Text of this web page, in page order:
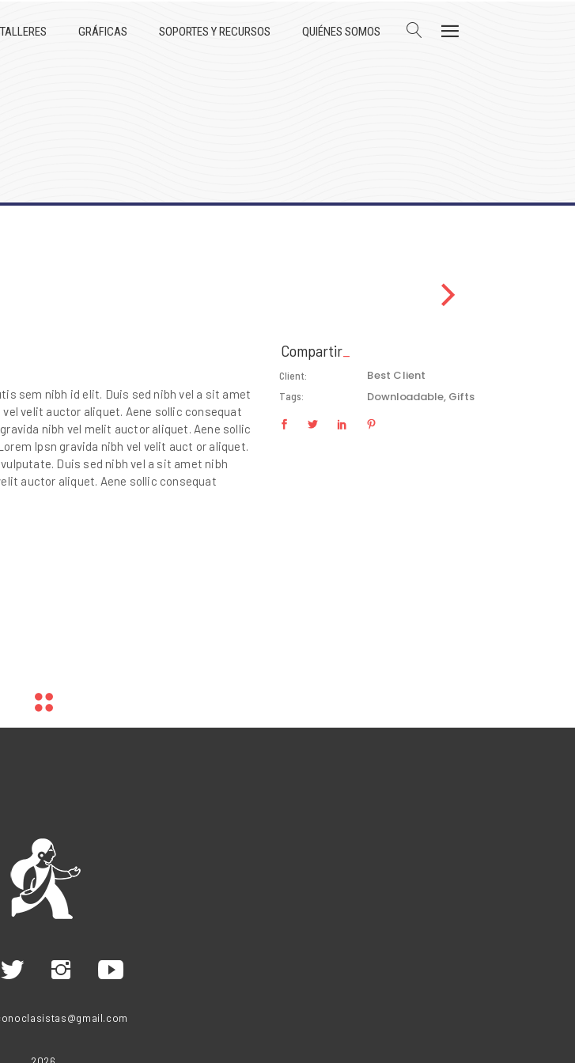
TALLERES GRÁFICAS SOPORTES Y RECURSOS QUIÉNES SOMOS
sem nibh id elit. Duis sed nibh vel a sit amet
velit auctor aliquet. Aene sollic consequat
nibh vel melit auctor aliquet. Aene sollic
Ipsn gravida nibh vel velit auct or aliquet.
Duis sed nibh vel a sit amet nibh
auctor aliquet. Aene sollic consequat
Compartir
Client: Best Client
Tags: Downloadable Gifts